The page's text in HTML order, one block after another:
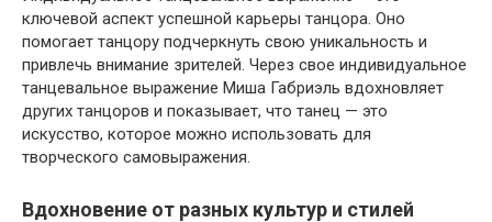
ключевой аспект успешной карьеры танцора. Оно
помогает танцору подчеркнуть свою уникальность и
привлечь внимание зрителей. Через свое индивидуальное
танцевальное выражение Миша Габриэль вдохновляет
других танцоров и показывает, что танец — это
искусство, которое можно использовать для
творческого самовыражения.
Вдохновение от разных культур и стилей